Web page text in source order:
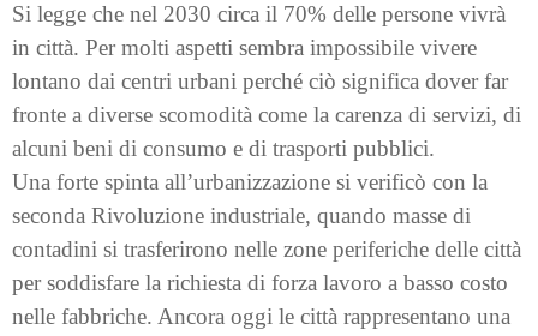
Si legge che nel 2030 circa il 70% delle persone vivrà
in città. Per molti aspetti sembra impossibile vivere
lontano dai centri urbani perché ciò significa dover far
fronte a diverse scomodità come la carenza di servizi, di
alcuni beni di consumo e di trasporti pubblici.
Una forte spinta all’urbanizzazione si verificò con la
seconda Rivoluzione industriale, quando masse di
contadini si trasferirono nelle zone periferiche delle città
per soddisfare la richiesta di forza lavoro a basso costo
nelle fabbriche. Ancora oggi le città rappresentano una